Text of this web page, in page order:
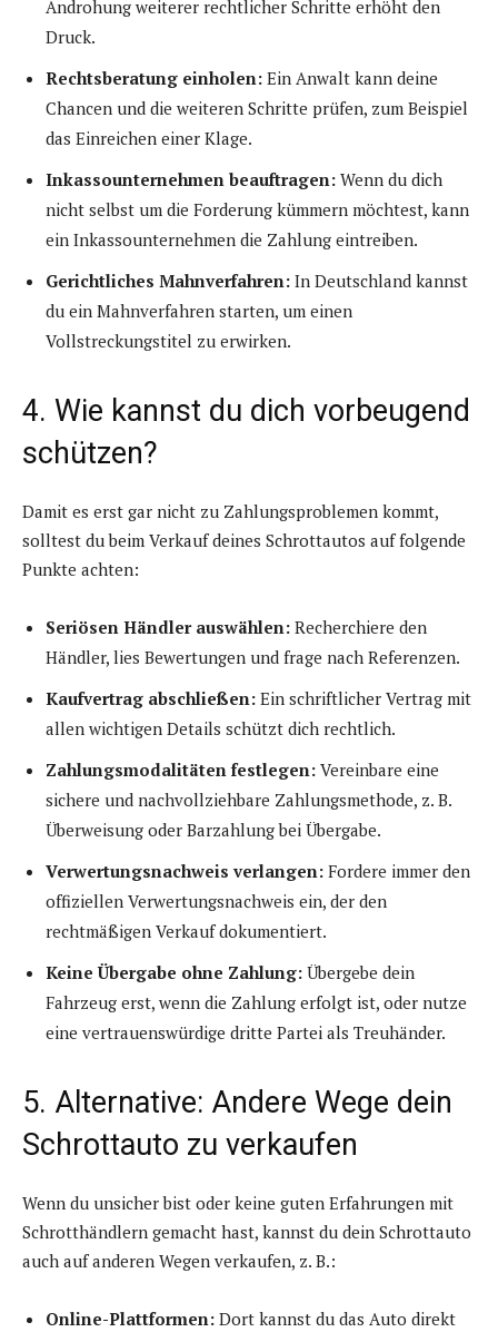
Androhung weiterer rechtlicher Schritte erhöht den
Druck.
Rechtsberatung einholen: Ein Anwalt kann deine
Chancen und die weiteren Schritte prüfen, zum Beispiel
das Einreichen einer Klage.
Inkassounternehmen beauftragen: Wenn du dich
nicht selbst um die Forderung kümmern möchtest, kann
ein Inkassounternehmen die Zahlung eintreiben.
Gerichtliches Mahnverfahren: In Deutschland kannst
du ein Mahnverfahren starten, um einen
Vollstreckungstitel zu erwirken.
4. Wie kannst du dich vorbeugend
schützen?
Damit es erst gar nicht zu Zahlungsproblemen kommt,
solltest du beim Verkauf deines Schrottautos auf folgende
Punkte achten:
Seriösen Händler auswählen: Recherchiere den
Händler, lies Bewertungen und frage nach Referenzen.
Kaufvertrag abschließen: Ein schriftlicher Vertrag mit
allen wichtigen Details schützt dich rechtlich.
Zahlungsmodalitäten festlegen: Vereinbare eine
sichere und nachvollziehbare Zahlungsmethode, z. B.
Überweisung oder Barzahlung bei Übergabe.
Verwertungsnachweis verlangen: Fordere immer den
offiziellen Verwertungsnachweis ein, der den
rechtmäßigen Verkauf dokumentiert.
Keine Übergabe ohne Zahlung: Übergebe dein
Fahrzeug erst, wenn die Zahlung erfolgt ist, oder nutze
eine vertrauenswürdige dritte Partei als Treuhänder.
5. Alternative: Andere Wege dein
Schrottauto zu verkaufen
Wenn du unsicher bist oder keine guten Erfahrungen mit
Schrotthändlern gemacht hast, kannst du dein Schrottauto
auch auf anderen Wegen verkaufen, z. B.:
Online-Plattformen: Dort kannst du das Auto direkt